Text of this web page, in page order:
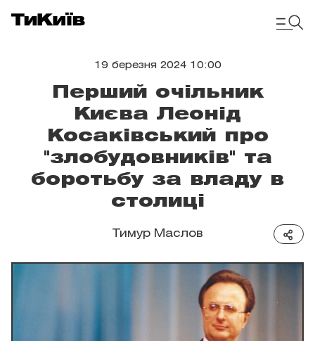
19 березня 2024 10:00
Перший очільник
Києва Леонід
Косаківський про
"злобудовників" та
боротьбу за владу в
столиці
Тимур Маслов